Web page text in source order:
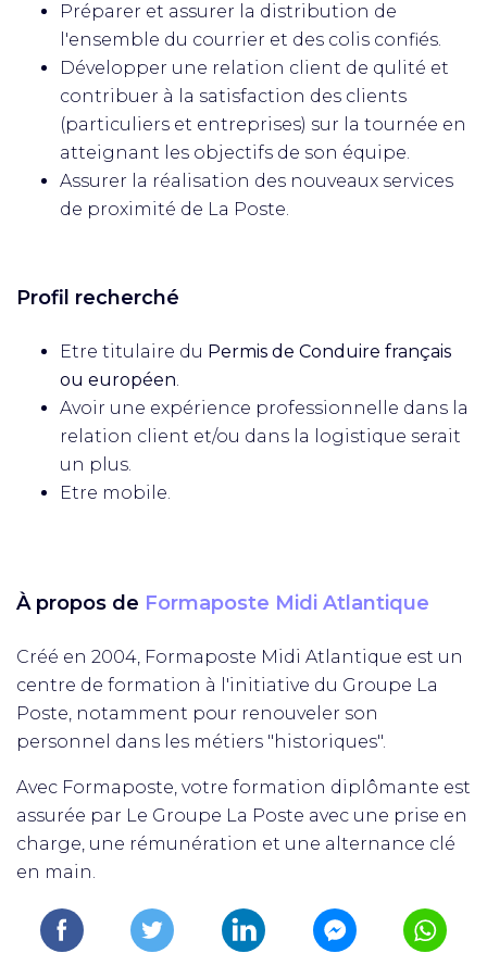
Préparer et assurer la distribution de
l'ensemble du courrier et des colis confiés.
Développer une relation client de qulité et
contribuer à la satisfaction des clients
(particuliers et entreprises) sur la tournée en
atteignant les objectifs de son équipe.
Assurer la réalisation des nouveaux services
de proximité de La Poste.
Profil recherché
Etre titulaire du Permis de Conduire français
ou européen.
Avoir une expérience professionnelle dans la
relation client et/ou dans la logistique serait
un plus.
Etre mobile.
À propos de Formaposte Midi Atlantique
Créé en 2004, Formaposte Midi Atlantique est un
centre de formation à l'initiative du Groupe La
Poste, notamment pour renouveler son
personnel dans les métiers "historiques".
Avec Formaposte, votre formation diplômante est
assurée par Le Groupe La Poste avec une prise en
charge, une rémunération et une alternance clé
en main.